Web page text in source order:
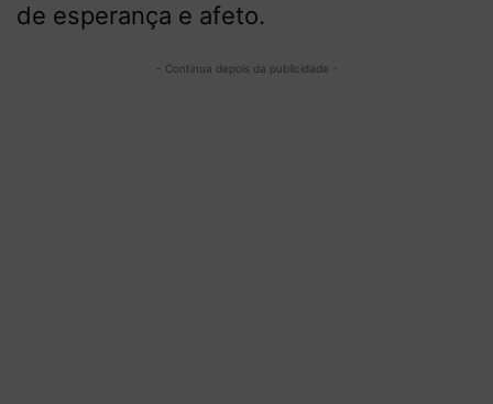
de esperança e afeto.
- Continua depois da publicidade -